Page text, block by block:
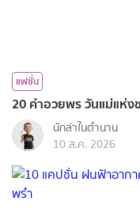
แฟชั่น
20 คำอวยพร วันแม่แห่
นักล่าในตำนาน
10 ส.ค. 2026